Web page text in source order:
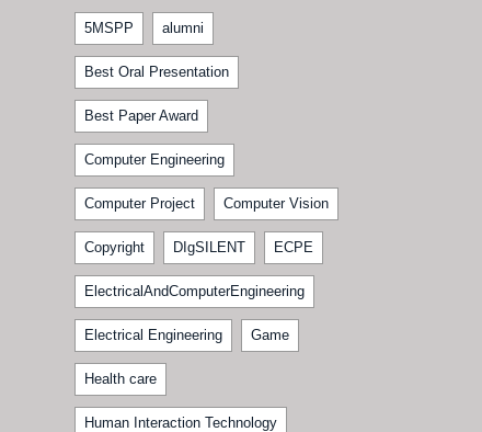
5MSPP alumni
Best Oral Presentation
Best Paper Award
Computer Engineering
Computer Project Computer Vision
Copyright DIgSILENT ECPE
ElectricalAndComputerEngineering
Electrical Engineering Game
Health care
Human Interaction Technology